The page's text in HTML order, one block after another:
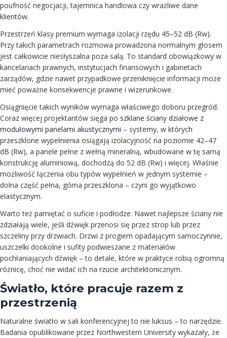
poufność negocjacji, tajemnica handlowa czy wrażliwe dane
klientów.
Przestrzeń klasy premium wymaga izolacji rzędu 45–52 dB (Rw).
Przy takich parametrach rozmowa prowadzona normalnym głosem
jest całkowicie niesłyszalna poza salą. To standard obowiązkowy w
kancelariach prawnych, instytucjach finansowych i gabinetach
zarządów, gdzie nawet przypadkowe przeniknięcie informacji może
mieć poważne konsekwencje prawne i wizerunkowe.
Osiągnięcie takich wyników wymaga właściwego doboru przegród.
Coraz więcej projektantów sięga po szklane ściany działowe z
modułowymi panelami akustycznymi – systemy, w których
przeszklone wypełnienia osiągają izolacyjność na poziomie 42–47
dB (Rw), a panele pełne z wełną mineralną, wbudowane w tę samą
konstrukcję aluminiową, dochodzą do 52 dB (Rw) i więcej. Właśnie
możliwość łączenia obu typów wypełnień w jednym systemie –
dolna część pełna, górna przeszklona – czyni go wyjątkowo
elastycznym.
Warto też pamiętać o suficie i podłodze. Nawet najlepsze ściany nie
zdziałają wiele, jeśli dźwięk przenosi się przez strop lub przez
szczeliny przy drzwiach. Drzwi z progiem opadającym samoczynnie,
uszczelki dookolne i sufity podwieszane z materiałów
pochłaniających dźwięk – to detale, które w praktyce robią ogromną
różnicę, choć nie widać ich na rzucie architektonicznym.
Światło, które pracuje razem z
przestrzenią
Naturalne światło w sali konferencyjnej to nie luksus – to narzędzie.
Badania opublikowane przez Northwestern University wykazały, że